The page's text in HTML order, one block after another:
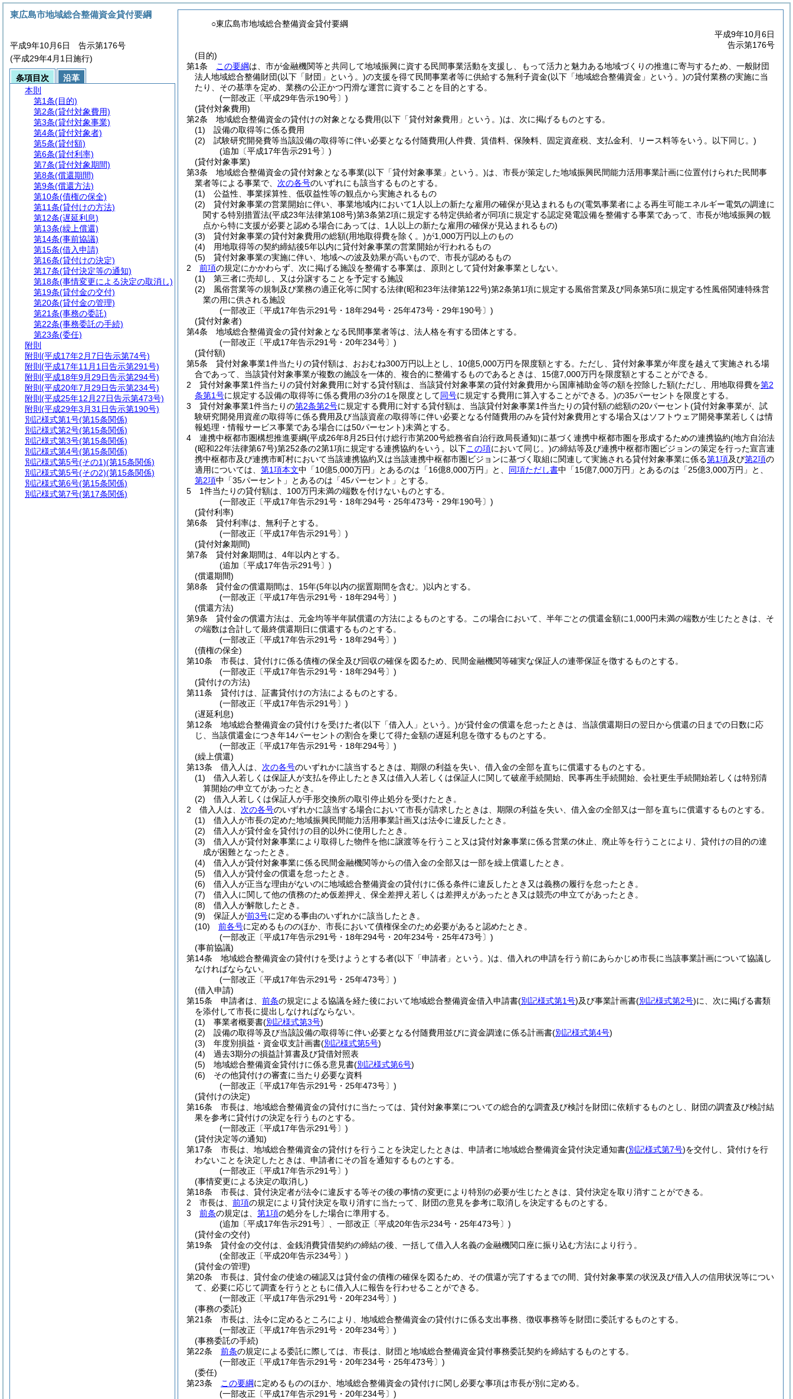
○東広島市地域総合整備資金貸付要綱
平成9年10月6日
告示第176号
(目的)
第1条
この要綱は、市が金融機関等と共同して地域振興に資する民間事業活動を支援し、もって活力と魅力ある地域づくりの推進に寄与するため、一般財団
法人地域総合整備財団(以下「財団」という。)の支援を得て民間事業者等に供給する無利子資金(以下「地域総合整備資金」という。)の貸付業務の実施に当
たり、その基準を定め、業務の公正かつ円滑な運営に資することを目的とする。
(一部改正〔平成29年告示190号〕)
(貸付対象費用)
第2条
地域総合整備資金の貸付けの対象となる費用(以下「貸付対象費用」という。)は、次に掲げるものとする。
(1)
設備の取得等に係る費用
(2)
試験研究開発費等当該設備の取得等に伴い必要となる付随費用(人件費、賃借料、保険料、固定資産税、支払金利、リース料等をいう。以下同じ。)
(追加〔平成17年告示291号〕)
(貸付対象事業)
第3条
地域総合整備資金の貸付対象となる事業(以下「貸付対象事業」という。)は、市長が策定した地域振興民間能力活用事業計画に位置付けられた民間事
業者等による事業で、 次の各号のいずれにも該当するものとする。
(1)
公益性、事業採算性、低収益性等の観点から実施されるもの
(2)
貸付対象事業の営業開始に伴い、事業地域内において1人以上の新たな雇用の確保が見込まれるもの(電気事業者による再生可能エネルギー電気の調達に
関する特別措置法(平成23年法律第108号)第3条第2項に規定する特定供給者が同項に規定する認定発電設備を整備する事業であって、市長が地域振興の観
点から特に支援が必要と認める場合にあっては、1人以上の新たな雇用の確保が見込まれるもの)
(3)
貸付対象事業の貸付対象費用の総額(用地取得費を除く。)が1,000万円以上のもの
(4)
用地取得等の契約締結後5年以内に貸付対象事業の営業開始が行われるもの
(5)
貸付対象事業の実施に伴い、地域への波及効果が高いもので、市長が認めるもの
2
前項の規定にかかわらず、次に掲げる施設を整備する事業は、原則として貸付対象事業としない。
(1)
第三者に売却し、又は分譲することを予定する施設
(2)
風俗営業等の規制及び業務の適正化等に関する法律(昭和23年法律第122号)第2条第1項に規定する風俗営業及び同条第5項に規定する性風俗関連特殊営
業の用に供される施設
(一部改正〔平成17年告示291号・18年294号・25年473号・29年190号〕)
(貸付対象者)
第4条
地域総合整備資金の貸付対象となる民間事業者等は、法人格を有する団体とする。
(一部改正〔平成17年告示291号・20年234号〕)
(貸付額)
第5条
貸付対象事業1件当たりの貸付額は、おおむね300万円以上とし、10億5,000万円を限度額とする。 ただし、貸付対象事業が年度を越えて実施される場
合であって、当該貸付対象事業が複数の施設を一体的、複合的に整備するものであるときは、15億7,000万円を限度額とすることができる。
2
貸付対象事業1件当たりの貸付対象費用に対する貸付額は、当該貸付対象事業の貸付対象費用から国庫補助金等の額を控除した額(ただし、用地取得費を第2
条第1号に規定する設備の取得等に係る費用の3分の1を限度として同号に規定する費用に算入することができる。)の35パーセントを限度とする。
3
貸付対象事業1件当たりの第2条第2号に規定する費用に対する貸付額は、当該貸付対象事業1件当たりの貸付額の総額の20パーセント(貸付対象事業が、試
験研究開発用資産の取得等に係る費用及び当該資産の取得等に伴い必要となる付随費用のみを貸付対象費用とする場合又はソフトウェア開発事業若しくは情
報処理・情報サービス事業である場合には50パーセント)未満とする。
4
連携中枢都市圏構想推進要綱(平成26年8月25日付け総行市第200号総務省自治行政局長通知)に基づく連携中枢都市圏を形成するための連携協約(地方自治法
(昭和22年法律第67号)第252条の2第1項に規定する連携協約をいう。以下この項において同じ。)の締結等及び連携中枢都市圏ビジョンの策定を行った宣言連
携中枢都市及び連携市町村において当該連携協約又は当該連携中枢都市圏ビジョンに基づく取組に関連して実施される貸付対象事業に係る第1項及び第2項の
適用については、 第1項本文中「10億5,000万円」とあるのは「16億8,000万円」と、 同項ただし書中「15億7,000万円」とあるのは「25億3,000万円」と、
第2項中「35パーセント」とあるのは「45パーセント」とする。
5
1件当たりの貸付額は、100万円未満の端数を付けないものとする。
(一部改正〔平成17年告示291号・18年294号・25年473号・29年190号〕)
(貸付利率)
第6条
貸付利率は、無利子とする。
(一部改正〔平成17年告示291号〕)
(貸付対象期間)
第7条
貸付対象期間は、4年以内とする。
(追加〔平成17年告示291号〕)
(償還期間)
第8条
貸付金の償還期間は、15年(5年以内の据置期間を含む。)以内とする。
(一部改正〔平成17年告示291号・18年294号〕)
(償還方法)
第9条
貸付金の償還方法は、元金均等半年賦償還の方法によるものとする。
この場合において、半年ごとの償還金額に1,000円未満の端数が生じたときは、そ
の端数は合計して最終償還期日に償還するものとする。
(一部改正〔平成17年告示291号・18年294号〕)
(債権の保全)
第10条
市長は、貸付けに係る債権の保全及び回収の確保を図るため、民間金融機関等確実な保証人の連帯保証を徴するものとする。
(一部改正〔平成17年告示291号・18年294号〕)
(貸付けの方法)
第11条
貸付けは、証書貸付けの方法によるものとする。
(一部改正〔平成17年告示291号〕)
(遅延利息)
第12条
地域総合整備資金の貸付けを受けた者(以下「借入人」という。)が貸付金の償還を怠ったときは、当該償還期日の翌日から償還の日までの日数に応
じ、当該償還金につき年14パーセントの割合を乗じて得た金額の遅延利息を徴するものとする。
(一部改正〔平成17年告示291号・18年294号〕)
(繰上償還)
第13条
借入人は、 次の各号のいずれかに該当するときは、期限の利益を失い、借入金の全部を直ちに償還するものとする。
(1)
借入人若しくは保証人が支払を停止したとき又は借入人若しくは保証人に関して破産手続開始、民事再生手続開始、会社更生手続開始若しくは特別清
算開始の申立てがあったとき。
(2)
借入人若しくは保証人が手形交換所の取引停止処分を受けたとき。
2
借入人は、 次の各号のいずれかに該当する場合において市長が請求したときは、期限の利益を失い、借入金の全部又は一部を直ちに償還するものとする。
(1)
借入人が市長の定めた地域振興民間能力活用事業計画又は法令に違反したとき。
(2)
借入人が貸付金を貸付けの目的以外に使用したとき。
(3)
借入人が貸付対象事業により取得した物件を他に譲渡等を行うこと又は貸付対象事業に係る営業の休止、廃止等を行うことにより、貸付けの目的の達
成が困難となったとき。
(4)
借入人が貸付対象事業に係る民間金融機関等からの借入金の全部又は一部を繰上償還したとき。
(5)
借入人が貸付金の償還を怠ったとき。
(6)
借入人が正当な理由がないのに地域総合整備資金の貸付けに係る条件に違反したとき又は義務の履行を怠ったとき。
(7)
借入人に関して他の債務のため仮差押え、保全差押え若しくは差押えがあったとき又は競売の申立てがあったとき。
(8)
借入人が解散したとき。
(9)
保証人が前3号に定める事由のいずれかに該当したとき。
(10)
前各号に定めるもののほか、市長において債権保全のため必要があると認めたとき。
(一部改正〔平成17年告示291号・18年294号・20年234号・25年473号〕)
(事前協議)
第14条
地域総合整備資金の貸付けを受けようとする者(以下「申請者」という。)は、借入れの申請を行う前にあらかじめ市長に当該事業計画について協議し
なければならない。
(一部改正〔平成17年告示291号・25年473号〕)
(借入申請)
第15条
申請者は、 前条の規定による協議を経た後において地域総合整備資金借入申請書(別記様式第1号)及び事業計画書(別記様式第2号)に、次に掲げる書類
を添付して市長に提出しなければならない。
(1)
事業者概要書(別記様式第3号)
(2)
設備の取得等及び当該設備の取得等に伴い必要となる付随費用並びに資金調達に係る計画書(別記様式第4号)
(3)
年度別損益・資金収支計画書(別記様式第5号)
(4)
過去3期分の損益計算書及び貸借対照表
(5)
地域総合整備資金貸付けに係る意見書(別記様式第6号)
(6)
その他貸付けの審査に当たり必要な資料
(一部改正〔平成17年告示291号・25年473号〕)
(貸付けの決定)
第16条
市長は、地域総合整備資金の貸付けに当たっては、貸付対象事業についての総合的な調査及び検討を財団に依頼するものとし、財団の調査及び検討結
果を参考に貸付けの決定を行うものとする。
(一部改正〔平成17年告示291号〕)
(貸付決定等の通知)
第17条
市長は、地域総合整備資金の貸付けを行うことを決定したときは、申請者に地域総合整備資金貸付決定通知書(別記様式第7号)を交付し、貸付けを行
わないことを決定したときは、申請者にその旨を通知するものとする。
(一部改正〔平成17年告示291号〕)
(事情変更による決定の取消し)
第18条
市長は、貸付決定者が法令に違反する等その後の事情の変更により特別の必要が生じたときは、貸付決定を取り消すことができる。
2
市長は、 前項の規定により貸付決定を取り消すに当たって、財団の意見を参考に取消しを決定するものとする。
3
前条の規定は、 第1項の処分をした場合に準用する。
(追加〔平成17年告示291号〕、一部改正〔平成20年告示234号・25年473号〕)
(貸付金の交付)
第19条
貸付金の交付は、金銭消費貸借契約の締結の後、一括して借入人名義の金融機関口座に振り込む方法により行う。
(全部改正〔平成20年告示234号〕)
(貸付金の管理)
第20条
市長は、貸付金の使途の確認又は貸付金の債権の確保を図るため、その償還が完了するまでの間、貸付対象事業の状況及び借入人の信用状況等につい
て、必要に応じて調査を行うとともに借入人に報告を行わせることができる。
(一部改正〔平成17年告示291号・20年234号〕)
(事務の委託)
第21条
市長は、法令に定めるところにより、地域総合整備資金の貸付けに係る支出事務、徴収事務等を財団に委託するものとする。
(一部改正〔平成17年告示291号・20年234号〕)
(事務委託の手続)
第22条
前条の規定による委託に際しては、市長は、財団と地域総合整備資金貸付事務委託契約を締結するものとする。
(一部改正〔平成17年告示291号・20年234号・25年473号〕)
(委任)
第23条
この要綱に定めるもののほか、地域総合整備資金の貸付けに関し必要な事項は市長が別に定める。
(一部改正〔平成17年告示291号・20年234号〕)
東広島市地域総合整備資金貸付要綱
平成9年10月6日 告示第176号
(平成29年4月1日施行)
条項目次
沿革
本則
第1条(目的)
第2条(貸付対象費用)
第3条(貸付対象事業)
第4条(貸付対象者)
第5条(貸付額)
第6条(貸付利率)
第7条(貸付対象期間)
第8条(償還期間)
第9条(償還方法)
第10条(債権の保全)
第11条(貸付けの方法)
第12条(遅延利息)
第13条(繰上償還)
第14条(事前協議)
第15条(借入申請)
第16条(貸付けの決定)
第17条(貸付決定等の通知)
第18条(事情変更による決定の取消し)
第19条(貸付金の交付)
第20条(貸付金の管理)
第21条(事務の委託)
第22条(事務委託の手続)
第23条(委任)
附則
附則 (平成17年2月7日告示第74号)
附則 (平成17年11月1日告示第291号)
附則 (平成18年9月29日告示第294号)
附則 (平成20年7月29日告示第234号)
附則 (平成25年12月27日告示第473号)
附則 (平成29年3月31日告示第190号)
別記様式第1号(第15条関係)
別記様式第2号(第15条関係)
別記様式第3号(第15条関係)
別記様式第4号(第15条関係)
別記様式第5号(その1)(第15条関係)
別記様式第5号(その2)(第15条関係)
別記様式第6号(第15条関係)
別記様式第7号(第17条関係)